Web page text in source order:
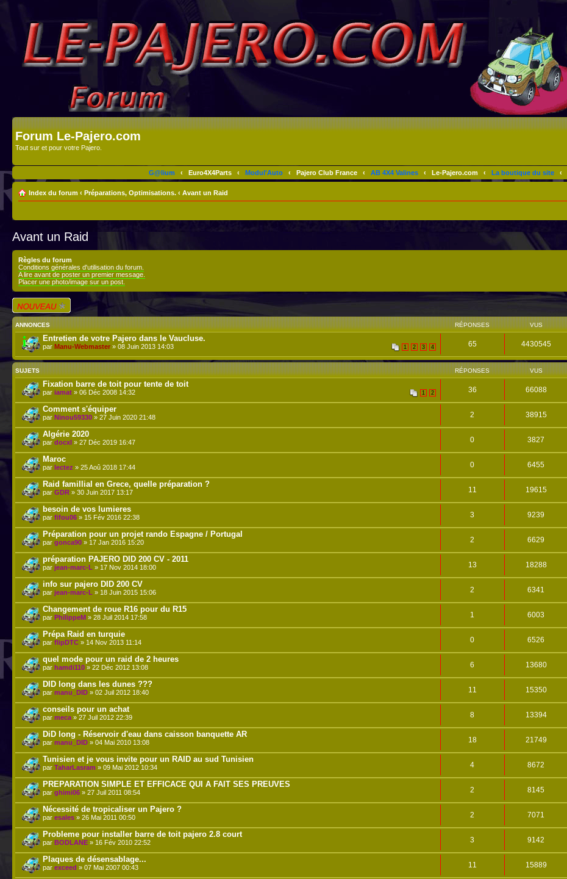
Forum Le-Pajero.com
Tout sur et pour votre Pajero.
G@lium ‹ Euro4X4Parts ‹ Modul'Auto ‹ Pajero Club France ‹ AB 4X4 Valines ‹ Le-Pajero.com ‹ La boutique du site ‹
Index du forum ‹ Préparations, Optimisations. ‹ Avant un Raid
Avant un Raid
Règles du forum
Conditions générales d'utilisation du forum.
A lire avant de poster un premier message.
Placer une photo/image sur un post.
Écrire un nouveau
sujet
ANNONCES RÉPONSES VUS
Entretien de votre Pajero dans le Vaucluse.
1 2 3 4
par Manu-Webmaster » 08 Juin 2013 14:03 65 4430545
SUJETS RÉPONSES VUS
Fixation barre de toit pour tente de toit
1 2
par iamat » 06 Déc 2008 14:32 36 66088
Comment s'équiper
par Ninou59330 » 27 Juin 2020 21:48 2 38915
Algérie 2020
par docxl » 27 Déc 2019 16:47 0 3827
Maroc
par lectez » 25 Aoû 2018 17:44 0 6455
Raid famillial en Grece, quelle préparation ?
par GDR » 30 Juin 2017 13:17 11 19615
besoin de vos lumieres
par fifou06 » 15 Fév 2016 22:38 3 9239
Préparation pour un projet rando Espagne / Portugal
par gonca90 » 17 Jan 2016 15:20 2 6629
préparation PAJERO DID 200 CV - 2011
par jean-marc-L » 17 Nov 2014 18:00 13 18288
info sur pajero DID 200 CV
par jean-marc-L » 18 Juin 2015 15:06 2 6341
Changement de roue R16 pour du R15
par PhilippeM » 28 Juil 2014 17:58 1 6003
Prépa Raid en turquie
par flipDTC » 14 Nov 2013 11:14 0 6526
quel mode pour un raid de 2 heures
par hamdi110 » 22 Déc 2012 13:08 6 13680
DID long dans les dunes ???
par manu_DID » 02 Juil 2012 18:40 11 15350
conseils pour un achat
par meca » 27 Juil 2012 22:39 8 13394
DiD long - Réservoir d'eau dans caisson banquette AR
par manu_DID » 04 Mai 2010 13:08 18 21749
Tunisien et je vous invite pour un RAID au sud Tunisien
par TaharLasram » 09 Mai 2012 10:34 4 8672
PREPARATION SIMPLE ET EFFICACE QUI A FAIT SES PREUVES
par ghimi06 » 27 Juil 2011 08:54 2 8145
Nécessité de tropicaliser un Pajero ?
par esales » 26 Mai 2011 00:50 2 7071
Probleme pour installer barre de toit pajero 2.8 court
par BODLANE » 16 Fév 2010 22:52 3 9142
Plaques de désensablage...
par exceed » 07 Mai 2007 00:43 11 15889